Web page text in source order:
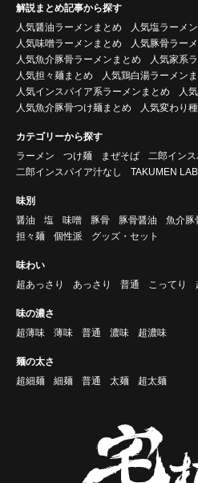
解説まとめ記事から探す
人気醤油ラーメンまとめ
人気塩ラーメ
人気味噌ラーメンまとめ
人気豚骨ラー
人気魚介豚骨ラーメンまとめ
人気家系
人気担々麺まとめ
人気鶏白湯ラーメン
人気インスパイア系ラーメンまとめ
人
人気魚介豚骨つけ麺まとめ
人気変わり
カテゴリーから探す
ラーメン
つけ麺 まぜそば
二郎イン
二郎インスパイア汁なし
TAKUMEN
味別
醤油
塩 味噌 豚骨 豚骨醤油 魚介豚
担々麺
個性派 グッズ・セット
味わい
超あっさり
あっさり 普通 こってり
味の濃さ
超薄味
薄味 普通 濃味 超濃味
麺の太さ
超細麺
細麺 普通 太麺 超太麺